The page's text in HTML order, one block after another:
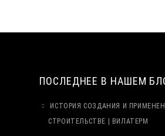
ПОСЛЕДНЕЕ В НАШЕМ
ИСТОРИЯ СОЗДАНИЯ И
СТРОИТЕЛЬСТВЕ | ВИЛАТЕРМ